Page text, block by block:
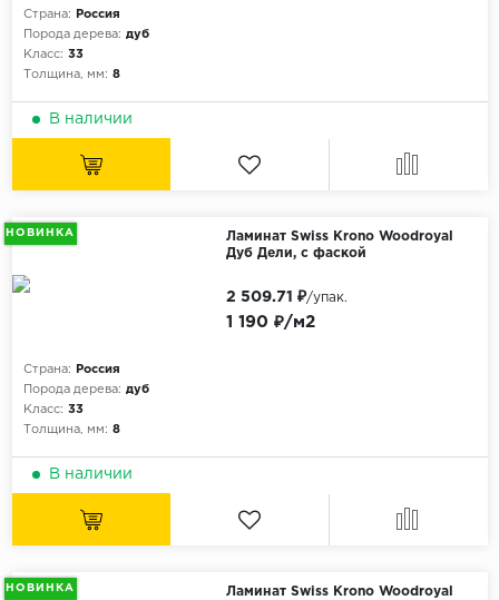
Страна:
Россия
Порода дерева: дуб
Класс: 33
Толщина, мм: 8
В наличии
НОВИНКА
Ламинат Swiss Krono Woodroyal
Дуб Дели, с фаской
Страна:
Россия
Порода дерева: дуб
Класс: 33
Толщина, мм: 8
1 190 ₽/м2
2 509.71 ₽/упак.
В наличии
НОВИНКА
Ламинат Swiss Krono Woodroyal